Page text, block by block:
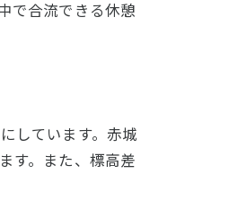
で合流できる休憩
しています。赤城
す。また、標高差